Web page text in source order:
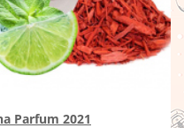
Parfum 2021